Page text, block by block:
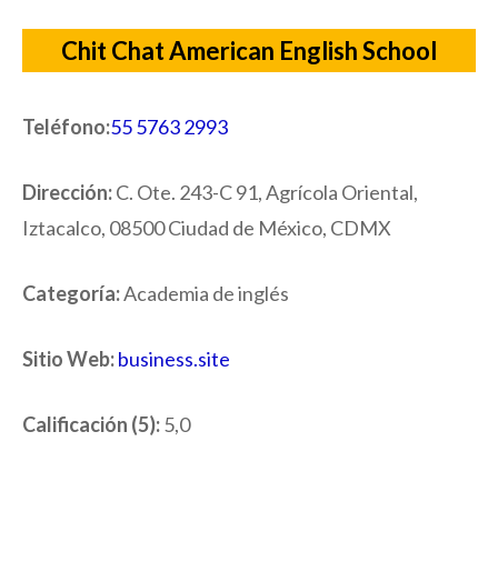
Chit Chat American English School
Teléfono:55 5763 2993
Dirección:C. Ote. 243-C 91, Agrícola Oriental,
Iztacalco, 08500 Ciudad de México, CDMX
Categoría:Academia de inglés
Sitio Web:business.site
Calificación (5):5,0